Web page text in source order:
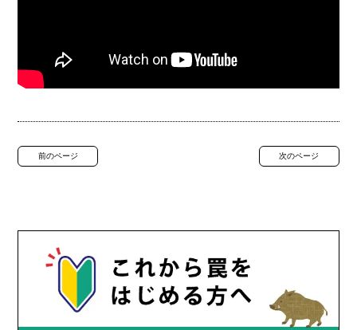
前のページ 次のページ